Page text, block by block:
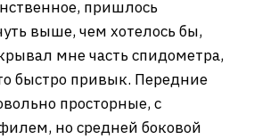
пришлось
выше, чем хотелось бы,
мне часть спидометра,
быстро привык. Передние
просторные, с
но средней боковой